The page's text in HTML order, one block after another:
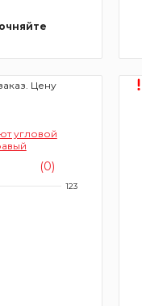
Цену
угловой
(0)
123